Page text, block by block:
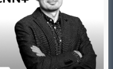
svolení vydavatele je
rozmnožování a šíření
v českém nebo